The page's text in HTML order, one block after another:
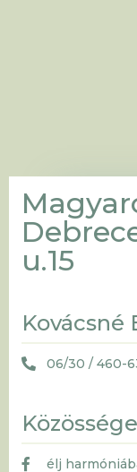
u.15
Kovácsné
06/30 / 460-
élj